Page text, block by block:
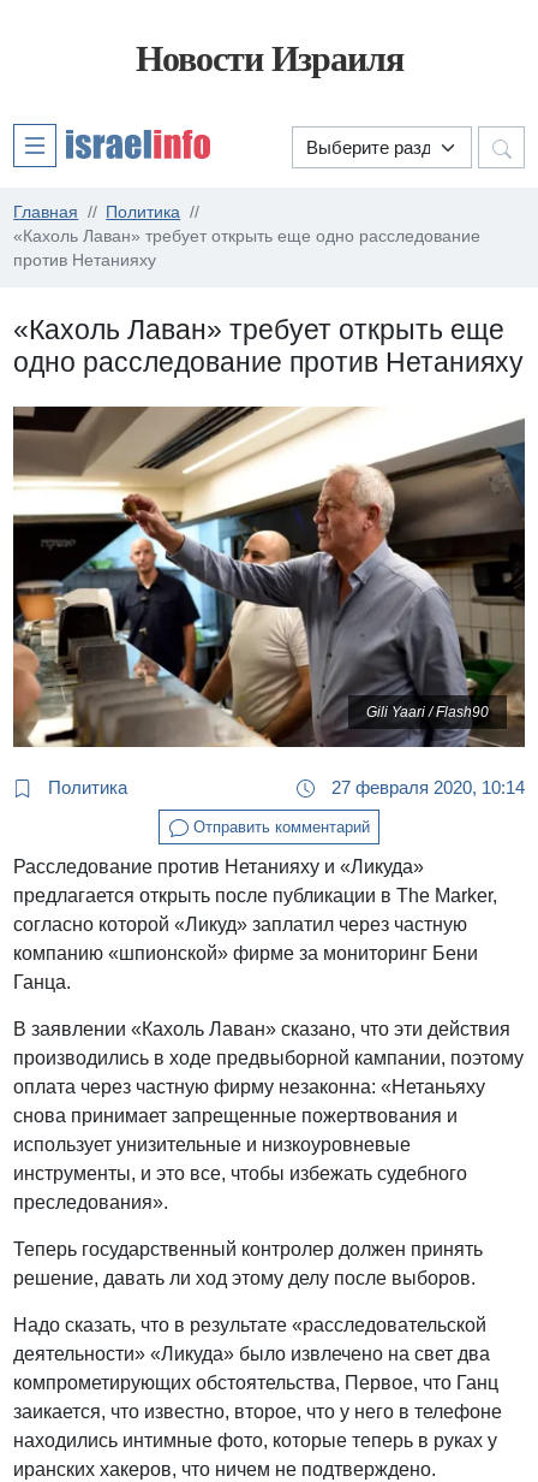
Новости Израиля
Главная
Политика
«Кахоль Лаван» требует открыть еще одно расследование
против Нетанияху
«Кахоль Лаван» требует открыть еще
одно расследование против Нетанияху
Gili Yaari / Flash90
Политика 27 февраля 2020, 10:14
Отправить комментарий
Расследование против Нетанияху и «Ликуда»
предлагается открыть после публикации в The Marker,
согласно которой «Ликуд» заплатил через частную
компанию «шпионской» фирме за мониторинг Бени
Ганца.
В заявлении «Кахоль Лаван» сказано, что эти действия
производились в ходе предвыборной кампании, поэтому
оплата через частную фирму незаконна: «Нетаньяху
снова принимает запрещенные пожертвования и
использует унизительные и низкоуровневые
инструменты, и это все, чтобы избежать судебного
преследования».
Теперь государственный контролер должен принять
решение, давать ли ход этому делу после выборов.
Надо сказать, что в результате «расследовательской
деятельности» «Ликуда» было извлечено на свет два
компрометирующих обстоятельства, Первое, что Ганц
заикается, что известно, второе, что у него в телефоне
находились интимные фото, которые теперь в руках у
иранских хакеров, что ничем не подтверждено.